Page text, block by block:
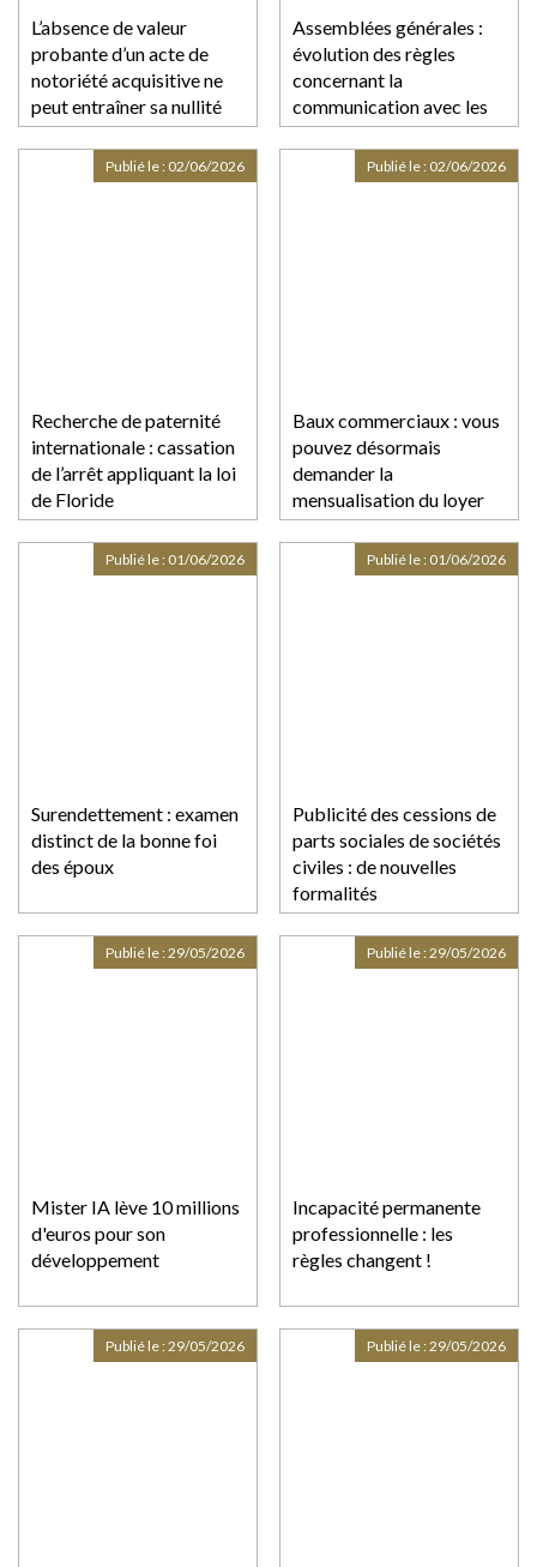
L’absence de valeur
probante d’un acte de
notoriété acquisitive ne
peut entraîner sa nullité
Assemblées générales :
évolution des règles
concernant la
communication avec les
actionnaires et la date
d’enregistrement
Recherche de paternité
internationale : cassation
de l’arrêt appliquant la loi
de Floride
Publié le : 02/06/2026
Baux commerciaux : vous
pouvez désormais
demander la
mensualisation du loyer
Publié le : 02/06/2026
Surendettement : examen
distinct de la bonne foi
des époux
Publié le : 01/06/2026
Publicité des cessions de
parts sociales de sociétés
civiles : de nouvelles
formalités
Publié le : 01/06/2026
Mister IA lève 10 millions
d'euros pour son
développement
Publié le :29/05/2026
Incapacité permanente
professionnelle : les
règles changent !
Publié le :29/05/2026
Publié le :29/05/2026 Publié le :29/05/2026